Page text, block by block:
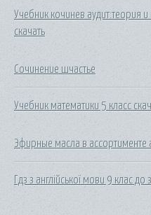
Учебник кочинев аудит:теория
скачать
Сочинение шчастье
Учебник математики 5 класс
Эфирные масла в ассортименте
Гдз з англійської мови 9 клас до